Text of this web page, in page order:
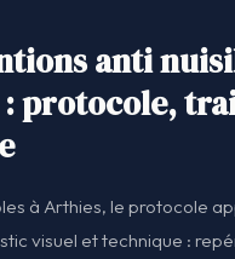
anti
protocole,
à Arthies, le protocole
visuel et technique :